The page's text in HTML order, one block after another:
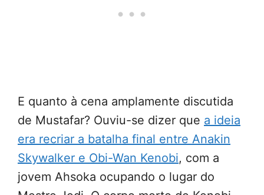
E quanto à cena amplamente discutida
de Mustafar? Ouviu-se dizer que a ideia
era recriar a batalha final entre Anakin
Skywalker e Obi-Wan Kenobi, com a
jovem Ahsoka ocupando o lugar do